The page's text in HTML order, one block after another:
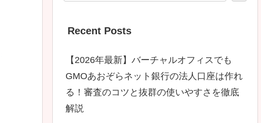
Recent Posts
【2026年最新】バーチャルオフィスでも
GMOあおぞらネット銀行の法人口座は作れ
る！審査のコツと抜群の使いやすさを徹底
解説